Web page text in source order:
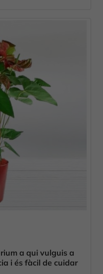
a qui vulguis a
i és fàcil de cuidar